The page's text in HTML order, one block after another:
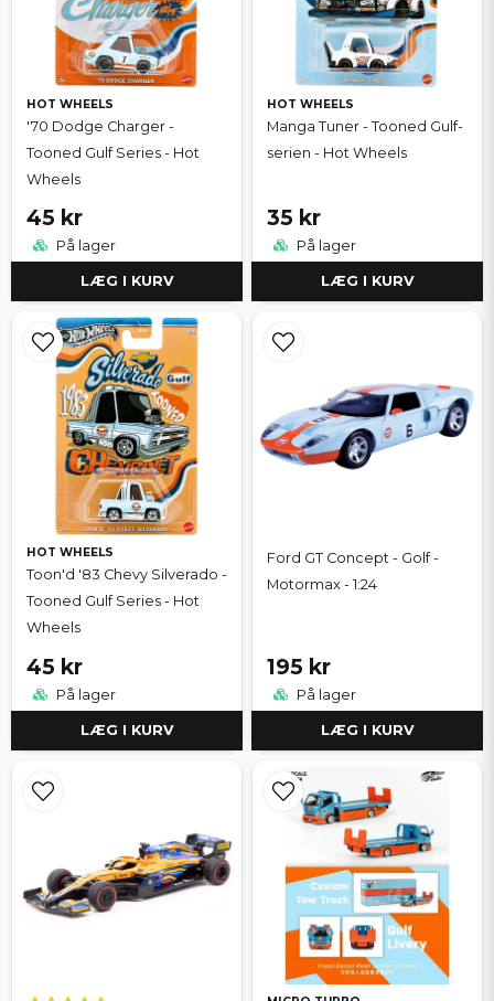
HOT WHEELS
'70 Dodge Charger -
Tooned Gulf Series - Hot
Wheels
45 kr
På lager
LÆG I KURV
HOT WHEELS
Manga Tuner - Tooned Gulf-
serien - Hot Wheels
35 kr
På lager
LÆG I KURV
HOT WHEELS
Toon'd '83 Chevy Silverado -
Tooned Gulf Series - Hot
Wheels
45 kr
På lager
LÆG I KURV
Ford GT Concept - Golf -
Motormax - 1:24
195 kr
På lager
LÆG I KURV